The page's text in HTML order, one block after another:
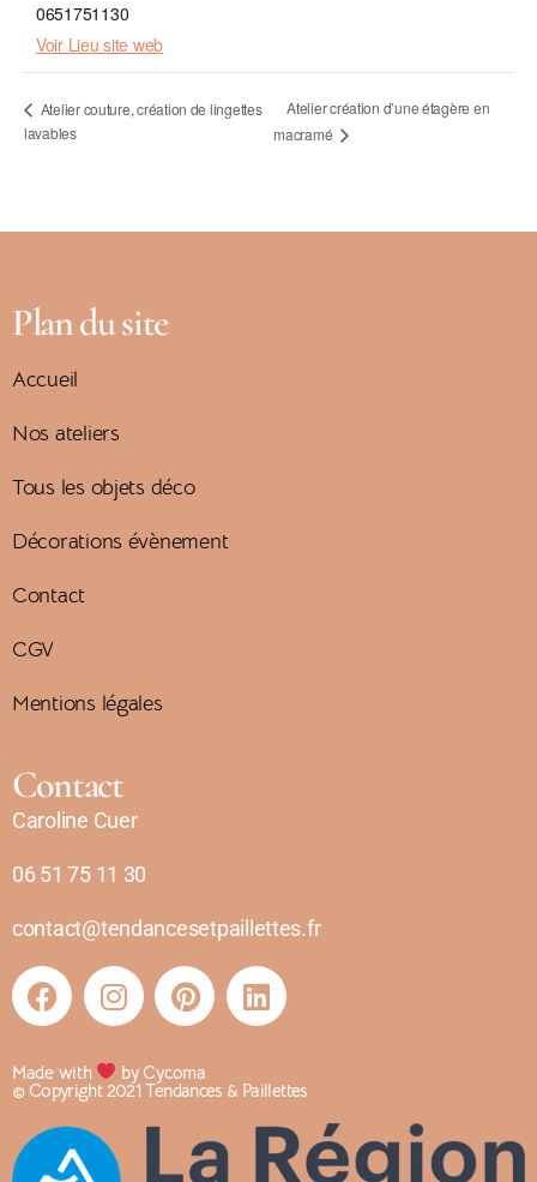
0651751130
Voir Lieu site web
Atelier couture, création de lingettes
lavables
Atelier création d’une étagère en
macramé
Plan du site
Accueil
Nos ateliers
Tous les objets déco
Décorations évènement
Contact
CGV
Mentions légales
Contact
Caroline Cuer
06 51 75 11 30
contact@tendancesetpaillettes.fr
Made with by Cycoma
© Copyright 2021 Tendances & Paillettes